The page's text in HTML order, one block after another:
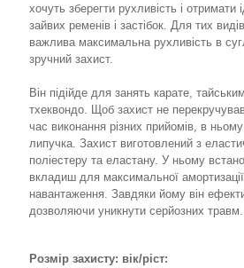
хочуть зберегти рухливість і отримати
зайвих ременів і застібок. Для тих
важлива максимальна рухливість в
зручний захист.
Він підійде для занять карате,
тхеквондо. Щоб захист не
час виконання різних прийомів, в
липучка. Захист виготовлений з
поліестеру та еластану. У ньому
вкладиш для максимальної
навантаження. Завдяки йому він
дозволяючи уникнути серйозних травм.
Розмір захисту: вік/ріст: